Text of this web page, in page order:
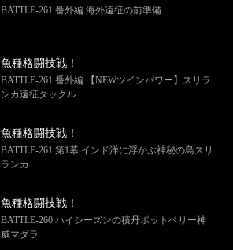
BATTLE-261 番外編 海外遠征の前準備
魚種格闘技戦！
BATTLE-261 番外編 【NEWツインパワー】スリラ
ンカ遠征タックル
魚種格闘技戦！
BATTLE-261 第1幕 インド洋に浮かぶ神秘の島スリ
ランカ
魚種格闘技戦！
BATTLE-260 ハイシーズンの積丹ポットベリー神
威マダラ